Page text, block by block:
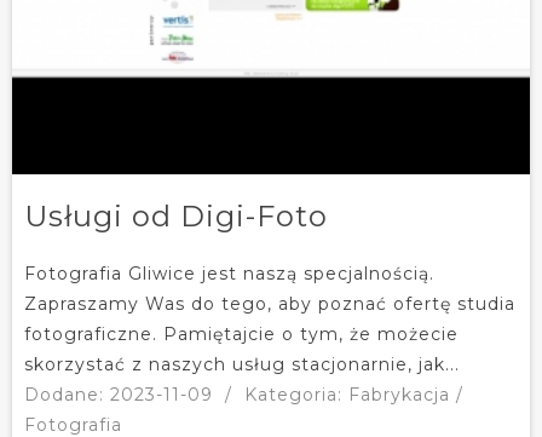
Usługi od Digi-Foto
Fotografia Gliwice jest naszą specjalnością.
Zapraszamy Was do tego, aby poznać ofertę studia
fotograficzne. Pamiętajcie o tym, że możecie
skorzystać z naszych usług stacjonarnie, jak...
Dodane: 2023-11-09
/
Kategoria: Fabrykacja /
Fotografia